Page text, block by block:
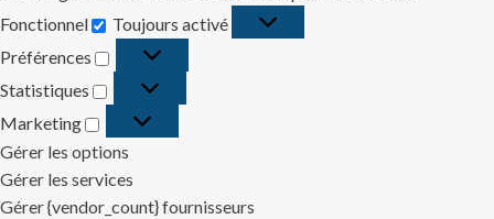
Fonctionnel
Fonctionnel
Toujours activé
Préférences
Préférences
Statistiques
Statistiques
Marketing
Marketing
Gérer les options
Gérer les services
Gérer {vendor_count} fournisseurs